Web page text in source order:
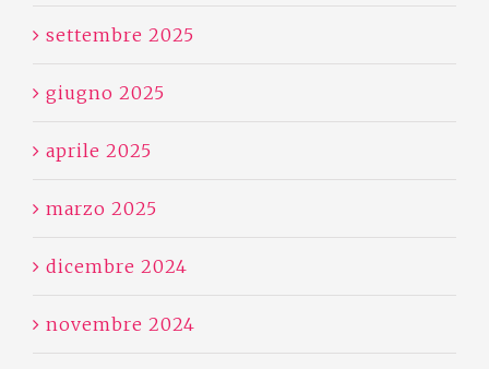
settembre 2025
giugno 2025
aprile 2025
marzo 2025
dicembre 2024
novembre 2024